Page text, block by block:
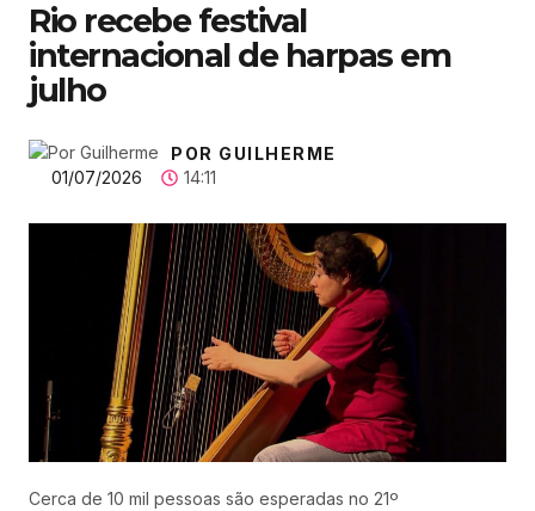
Rio recebe festival
internacional de harpas em
julho
POR GUILHERME
01/07/2026
14:11
Cerca de 10 mil pessoas são esperadas no 21º